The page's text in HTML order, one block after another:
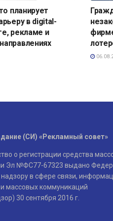
планирует
в digital-
рекламе и
(СИ) «Рекламный совет»
о регистрации средства
Эл №ФС77-67323 выдано
в сфере связи,
и массовых коммуникаций
30 сентября 2016 г.